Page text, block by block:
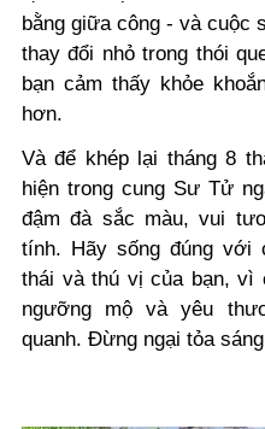
bằng giữa công - và cuộc
thay đổi nhỏ trong thói
bạn cảm thấy khỏe
hơn.
Và để khép lại tháng 8
hiện trong cung Sư Tử
đậm đà sắc màu, vui
tính. Hãy sống đúng
thái và thú vị của bạn, vì
ngưỡng mộ và yêu
quanh. Đừng ngại tỏa